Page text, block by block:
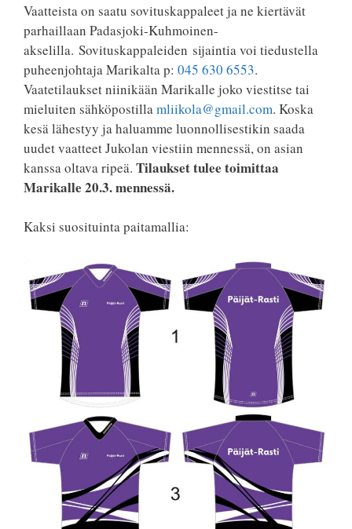
Vaatteista on saatu sovituskappaleet ja ne kiertävät
parhaillaan Padasjoki-Kuhmoinen-
akselilla. Sovituskappaleiden sijaintia voi tiedustella
puheenjohtaja Marikalta p: 045 630 6553.
Vaatetilaukset niinikään Marikalle joko viestitse tai
mieluiten sähköpostilla mliikola@gmail.com. Koska
kesä lähestyy ja haluamme luonnollisestikin saada
uudet vaatteet Jukolan viestiin mennessä, on asian
kanssa oltava ripeä. Tilaukset tulee toimittaa
Marikalle 20.3. mennessä.
Kaksi suosituinta paitamallia: